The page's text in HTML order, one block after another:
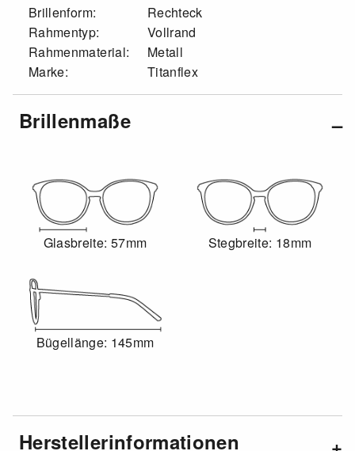
Brillenform:
Rechteck
Rahmentyp:
Vollrand
Rahmenmaterial:
Metall
Marke:
Titanflex
Brillenmaße
Glasbreite: 57mm Stegbreite: 18mm
Bügellänge: 145mm
Herstellerinformationen